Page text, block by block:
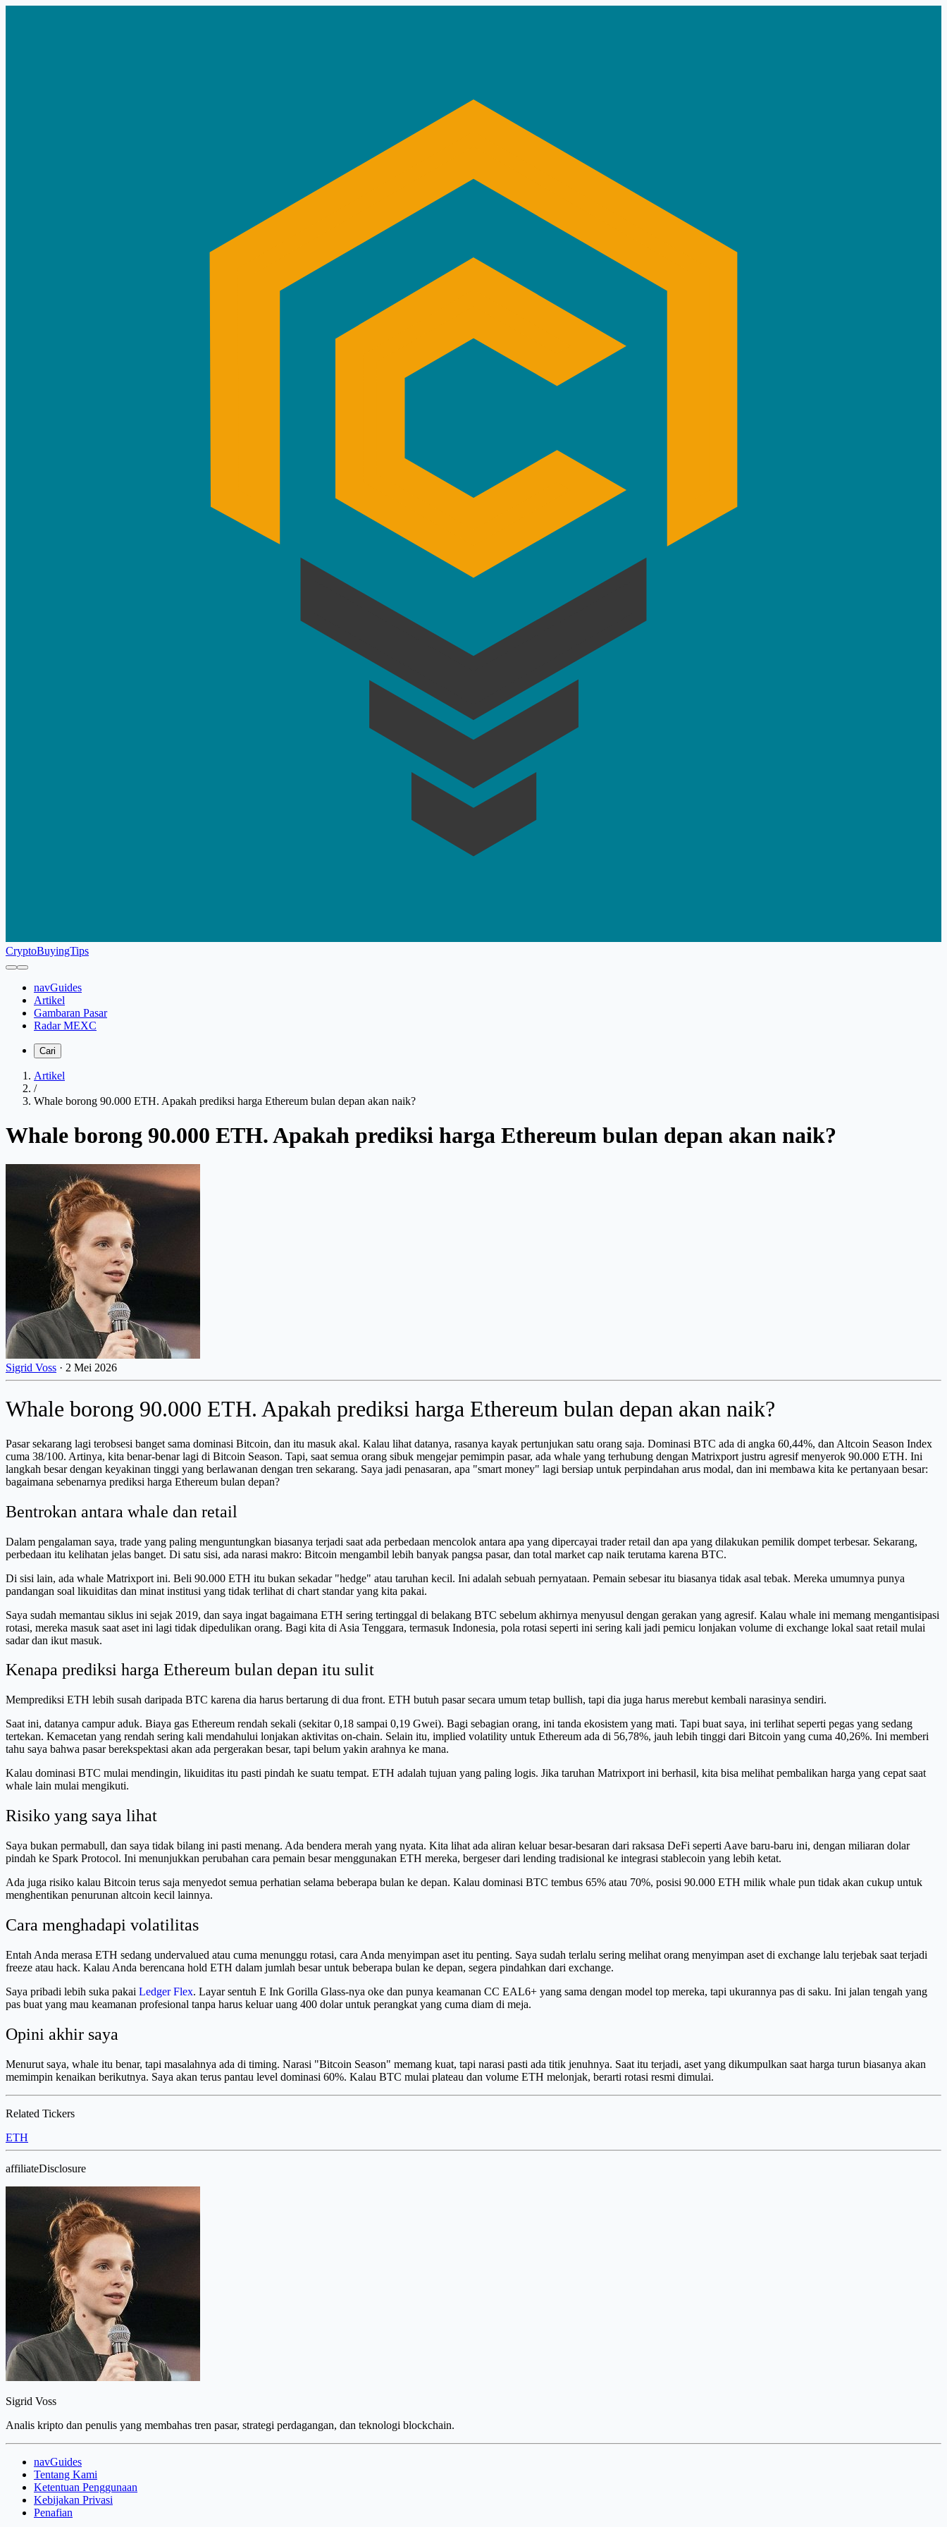
CryptoBuyingTips
navGuides
Artikel
Gambaran Pasar
Radar MEXC
Cari
Artikel
/
Whale borong 90.000 ETH. Apakah prediksi harga Ethereum bulan depan akan naik?
Whale borong 90.000 ETH. Apakah prediksi harga Ethereum bulan depan akan naik?
Sigrid Voss · 2 Mei 2026
Whale borong 90.000 ETH. Apakah prediksi harga Ethereum bulan depan akan naik?
Pasar sekarang lagi terobsesi banget sama dominasi Bitcoin, dan itu masuk akal. Kalau lihat datanya, rasanya kayak pertunjukan satu orang saja. Dominasi BTC ada di angka 60,44%, dan Altcoin Season Index
cuma 38/100. Artinya, kita benar-benar lagi di Bitcoin Season. Tapi, saat semua orang sibuk mengejar pemimpin pasar, ada whale yang terhubung dengan Matrixport justru agresif menyerok 90.000 ETH. Ini
langkah besar dengan keyakinan tinggi yang berlawanan dengan tren sekarang. Saya jadi penasaran, apa "smart money" lagi bersiap untuk perpindahan arus modal, dan ini membawa kita ke pertanyaan besar:
bagaimana sebenarnya prediksi harga Ethereum bulan depan?
Bentrokan antara whale dan retail
Dalam pengalaman saya, trade yang paling menguntungkan biasanya terjadi saat ada perbedaan mencolok antara apa yang dipercayai trader retail dan apa yang dilakukan pemilik dompet terbesar. Sekarang,
perbedaan itu kelihatan jelas banget. Di satu sisi, ada narasi makro: Bitcoin mengambil lebih banyak pangsa pasar, dan total market cap naik terutama karena BTC.
Di sisi lain, ada whale Matrixport ini. Beli 90.000 ETH itu bukan sekadar "hedge" atau taruhan kecil. Ini adalah sebuah pernyataan. Pemain sebesar itu biasanya tidak asal tebak. Mereka umumnya punya
pandangan soal likuiditas dan minat institusi yang tidak terlihat di chart standar yang kita pakai.
Saya sudah memantau siklus ini sejak 2019, dan saya ingat bagaimana ETH sering tertinggal di belakang BTC sebelum akhirnya menyusul dengan gerakan yang agresif. Kalau whale ini memang mengantisipasi
rotasi, mereka masuk saat aset ini lagi tidak dipedulikan orang. Bagi kita di Asia Tenggara, termasuk Indonesia, pola rotasi seperti ini sering kali jadi pemicu lonjakan volume di exchange lokal saat retail mulai
sadar dan ikut masuk.
Kenapa prediksi harga Ethereum bulan depan itu sulit
Memprediksi ETH lebih susah daripada BTC karena dia harus bertarung di dua front. ETH butuh pasar secara umum tetap bullish, tapi dia juga harus merebut kembali narasinya sendiri.
Saat ini, datanya campur aduk. Biaya gas Ethereum rendah sekali (sekitar 0,18 sampai 0,19 Gwei). Bagi sebagian orang, ini tanda ekosistem yang mati. Tapi buat saya, ini terlihat seperti pegas yang sedang
tertekan. Kemacetan yang rendah sering kali mendahului lonjakan aktivitas on-chain. Selain itu, implied volatility untuk Ethereum ada di 56,78%, jauh lebih tinggi dari Bitcoin yang cuma 40,26%. Ini memberi
tahu saya bahwa pasar berekspektasi akan ada pergerakan besar, tapi belum yakin arahnya ke mana.
Kalau dominasi BTC mulai mendingin, likuiditas itu pasti pindah ke suatu tempat. ETH adalah tujuan yang paling logis. Jika taruhan Matrixport ini berhasil, kita bisa melihat pembalikan harga yang cepat saat
whale lain mulai mengikuti.
Risiko yang saya lihat
Saya bukan permabull, dan saya tidak bilang ini pasti menang. Ada bendera merah yang nyata. Kita lihat ada aliran keluar besar-besaran dari raksasa DeFi seperti Aave baru-baru ini, dengan miliaran dolar
pindah ke Spark Protocol. Ini menunjukkan perubahan cara pemain besar menggunakan ETH mereka, bergeser dari lending tradisional ke integrasi stablecoin yang lebih ketat.
Ada juga risiko kalau Bitcoin terus saja menyedot semua perhatian selama beberapa bulan ke depan. Kalau dominasi BTC tembus 65% atau 70%, posisi 90.000 ETH milik whale pun tidak akan cukup untuk
menghentikan penurunan altcoin kecil lainnya.
Cara menghadapi volatilitas
Entah Anda merasa ETH sedang undervalued atau cuma menunggu rotasi, cara Anda menyimpan aset itu penting. Saya sudah terlalu sering melihat orang menyimpan aset di exchange lalu terjebak saat terjadi
freeze atau hack. Kalau Anda berencana hold ETH dalam jumlah besar untuk beberapa bulan ke depan, segera pindahkan dari exchange.
Saya pribadi lebih suka pakai Ledger Flex. Layar sentuh E Ink Gorilla Glass-nya oke dan punya keamanan CC EAL6+ yang sama dengan model top mereka, tapi ukurannya pas di saku. Ini jalan tengah yang
pas buat yang mau keamanan profesional tanpa harus keluar uang 400 dolar untuk perangkat yang cuma diam di meja.
Opini akhir saya
Menurut saya, whale itu benar, tapi masalahnya ada di timing. Narasi "Bitcoin Season" memang kuat, tapi narasi pasti ada titik jenuhnya. Saat itu terjadi, aset yang dikumpulkan saat harga turun biasanya akan
memimpin kenaikan berikutnya. Saya akan terus pantau level dominasi 60%. Kalau BTC mulai plateau dan volume ETH melonjak, berarti rotasi resmi dimulai.
Related Tickers
ETH
affiliateDisclosure
Sigrid Voss
Analis kripto dan penulis yang membahas tren pasar, strategi perdagangan, dan teknologi blockchain.
navGuides
Tentang Kami
Ketentuan Penggunaan
Kebijakan Privasi
Penafian